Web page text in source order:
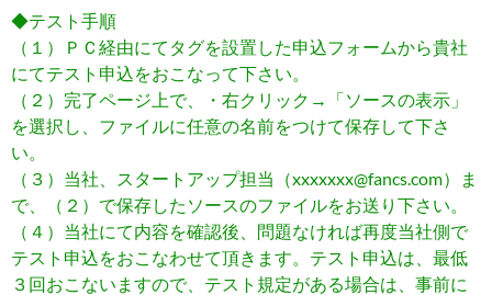
◆テスト手順
（１）ＰＣ経由にてタグを設置した申込フォームから貴社
にてテスト申込をおこなって下さい。
（２）完了ページ上で、・右クリック→「ソースの表示」
を選択し、ファイルに任意の名前をつけて保存して下さ
い。
（３）当社、スタートアップ担当（xxxxxxx@fancs.com）ま
で、（２）で保存したソースのファイルをお送り下さい。
（４）当社にて内容を確認後、問題なければ再度当社側で
テスト申込をおこなわせて頂きます。テスト申込は、最低
３回おこないますので、テスト規定がある場合は、事前に